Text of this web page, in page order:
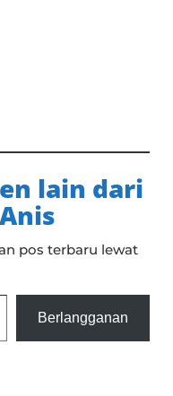
lain dari
pos terbaru lewat
Berlangganan